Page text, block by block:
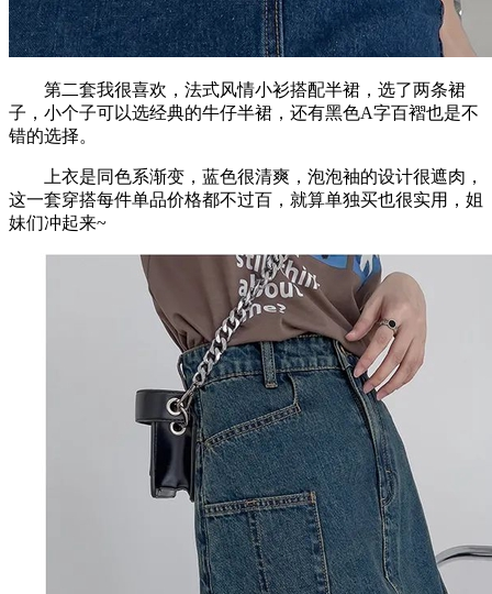
第二套我很喜欢，法式风情小衫搭配半裙，选了两条裙
子，小个子可以选经典的牛仔半裙，还有黑色A字百褶也是不
错的选择。
上衣是同色系渐变，蓝色很清爽，泡泡袖的设计很遮肉，
这一套穿搭每件单品价格都不过百，就算单独买也很实用，姐
妹们冲起来~